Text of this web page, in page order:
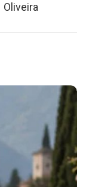
Oliveira